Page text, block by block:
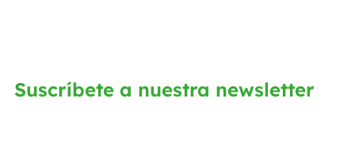
Suscríbete a nuestra newsletter